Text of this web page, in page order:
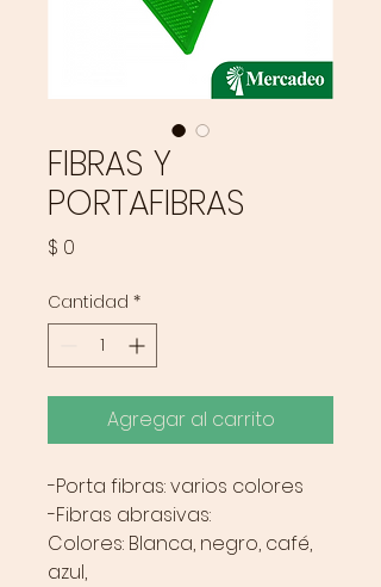
FIBRAS Y
PORTAFIBRAS
$ 0
Cantidad *
Agregar al carrito
-Porta fibras: varios colores
-Fibras abrasivas:
Colores: Blanca, negro, café,
azul,